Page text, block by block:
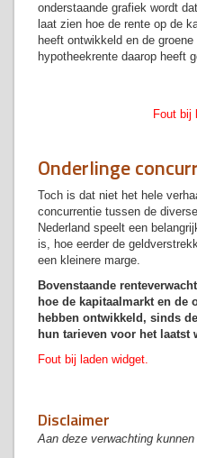
onderstaande grafiek wordt
laat zien hoe de rente op de
heeft ontwikkeld en de
hypotheekrente daarop heeft
Fout bij
Onderlinge
Toch is dat niet het hele
concurrentie tussen de
Nederland speelt een
is, hoe eerder de
een kleinere marge.
Bovenstaande
hoe de kapitaalmarkt en
hebben ontwikkeld, sinds
hun tarieven voor het laatst
Fout bij laden widget.
Disclaimer
Aan deze verwachting